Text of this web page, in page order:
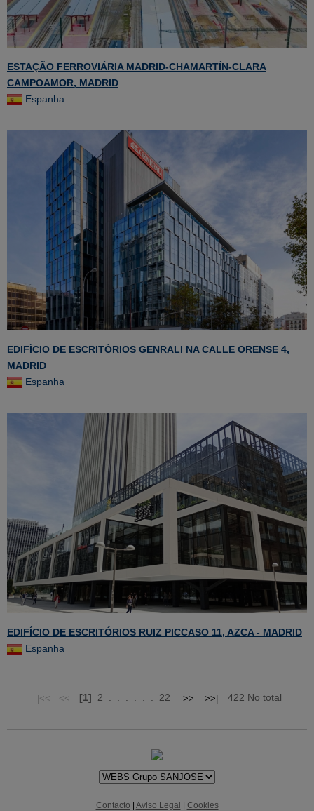
ESTAÇÃO FERROVIÁRIA MADRID-CHAMARTÍN-CLARA
CAMPOAMOR, MADRID
Espanha
EDIFÍCIO DE ESCRITÓRIOS GENRALI NA CALLE ORENSE 4,
MADRID
Espanha
EDIFÍCIO DE ESCRITÓRIOS RUIZ PICCASO 11, AZCA - MADRID
Espanha
[1] 2 . . . . . . 22 422 No total
Contacto Aviso Legal Cookies